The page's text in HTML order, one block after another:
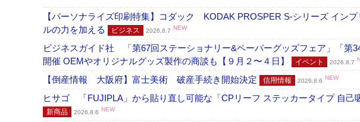
【パーソナライズ印刷特集】コダック KODAK PROSPER S-シリーズ イン
ルの力を加える
ビジネス 2026.8.7 NEW
ビジネスガイド社 「第67回ステーショナリー&ペーパーグッズフェア」「第
開催 OEMやオリジナルグッズ製作の商談も【９月２〜４日】
イベント 2026.8.7
【倒産情報 大阪府】富士美術 破産手続き開始決定 信用情報 2026.8.6 NEW
ヒサゴ 「FUJIPLA」から貼り直し可能な「CPリーフ ステッカータイプ 自
新商品 2026.8.6 NEW